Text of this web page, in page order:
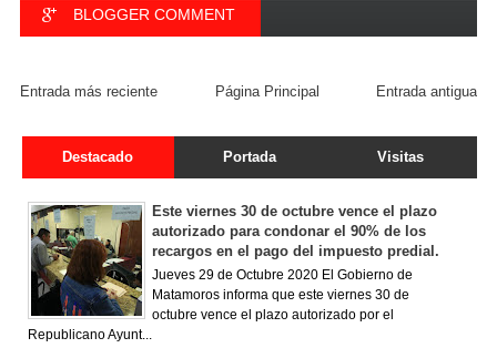
BLOGGER COMMENT
Entrada más reciente Entrada antigua
Página Principal
Destacado Portada Visitas
Este viernes 30 de octubre vence el plazo
autorizado para condonar el 90% de los
recargos en el pago del impuesto predial.
Jueves 29 de Octubre 2020 El Gobierno de
Matamoros informa que este viernes 30 de
octubre vence el plazo autorizado por el
Republicano Ayunt...